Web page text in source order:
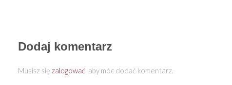
Dodaj komentarz
Musisz się zalogować, aby móc dodać komentarz.